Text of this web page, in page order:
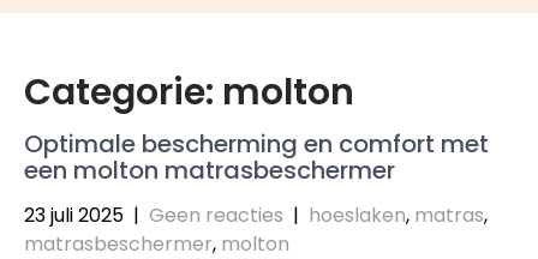
Categorie: molton
Optimale bescherming en comfort met
een molton matrasbeschermer
23 juli 2025 | Geen reacties | hoeslaken, matras,
matrasbeschermer, molton